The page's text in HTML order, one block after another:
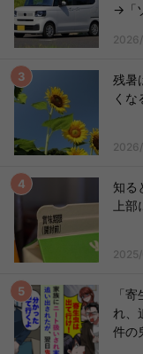
→「
残暑
くな
知る
上部
「
れ、
件の